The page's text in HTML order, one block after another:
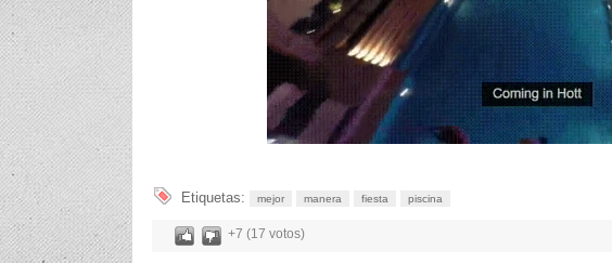
Etiquetas: mejor manera fiesta piscina
+7 (17 votos)